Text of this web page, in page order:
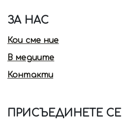
ЗА НАС
Кои сме ние
В медиите
Контакти
ПРИСЪЕДИНЕТЕ СЕ